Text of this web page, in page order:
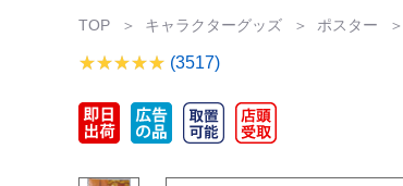
TOP キャラクターグッズ ポスター
(3517)